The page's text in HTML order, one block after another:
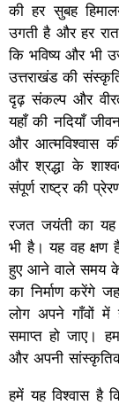
की हर सुबह
उगती है और हर
कि भविष्य और भी
उत्तराखंड की
दृढ़ संकल्प और
यहाँ की नदियाँ
और आत्मविश्वास
और श्रद्धा के
संपूर्ण राष्ट्र की
रजत जयंती का यह
भी है। यह वह क्षण
हुए आने वाले समय के
का निर्माण करेंगे
लोग अपने गाँवों में
समाप्त हो जाए।
और अपनी
हमें यह विश्वास है